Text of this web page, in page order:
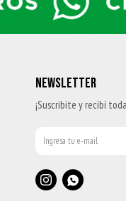
NEWSLETTER
¡Suscribite y recibí
 